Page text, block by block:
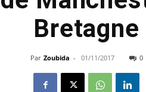
Bretagne
Par Zoubida - 01/11/2017 0